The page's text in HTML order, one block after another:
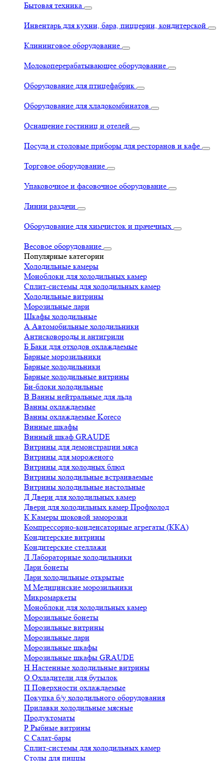
Бытовая техника
Инвентарь для кухни, бара, пиццерии, кондитерской
Клининговое оборудование
Молокоперерабатывающее оборудование
Оборудование для птицефабрик
Оборудование для хладокомбинатов
Оснащение гостиниц и отелей
Посуда и столовые приборы для ресторанов и кафе
Торговое оборудование
Упаковочное и фасовочное оборудование
Линии раздачи
Оборудование для химчисток и прачечных
Весовое оборудование
Популярные категории
Холодильные камеры
Моноблоки для холодильных камер
Сплит-системы для холодильных камер
Холодильные витрины
Морозильные лари
Шкафы холодильные
А Автомобильные холодильники
Антисковороды и антигрили
Б Баки для отходов охлаждаемые
Барные морозильники
Барные холодильники
Барные холодильные витрины
Би-блоки холодильные
В Ванны нейтральные для льда
Ванны охлаждаемые
Ванны охлаждаемые Koreco
Винные шкафы
Винный шкаф GRAUDE
Витрины для демонстрации мяса
Витрины для мороженого
Витрины для холодных блюд
Витрины холодильные встраиваемые
Витрины холодильные настольные
Д Двери для холодильных камер
Двери для холодильных камер Профхолод
К Камеры шоковой заморозки
Компрессорно-конденсаторные агрегаты (ККА)
Кондитерские витрины
Кондитерские стеллажи
Л Лабораторные холодильники
Лари бонеты
Лари холодильные открытые
М Медицинские морозильники
Микромаркеты
Моноблоки для холодильных камер
Морозильные бонеты
Морозильные витрины
Морозильные лари
Морозильные шкафы
Морозильные шкафы GRAUDE
Н Настенные холодильные витрины
О Охладители для бутылок
П Поверхности охлаждаемые
Покупка б/у холодильного оборудования
Прилавки холодильные мясные
Продуктоматы
Р Рыбные витрины
С Салат-бары
Сплит-системы для холодильных камер
Столы для пиццы